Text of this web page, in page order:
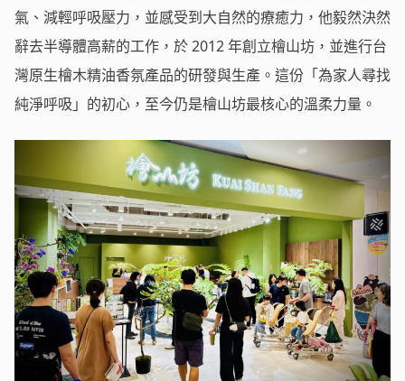
氣、減輕呼吸壓力，並感受到大自然的療癒力，他毅然決然
辭去半導體高薪的工作，於 2012 年創立檜山坊，並進行台
灣原生檜木精油香氛產品的研發與生產。這份「為家人尋找
純淨呼吸」的初心，至今仍是檜山坊最核心的溫柔力量。